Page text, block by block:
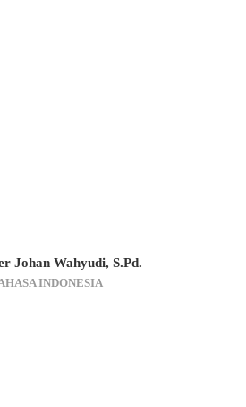
Johan Wahyudi, S.Pd.
INDONESIA